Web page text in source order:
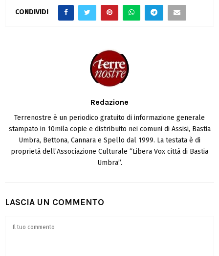
CONDIVIDI
Redazione
Terrenostre è un periodico gratuito di informazione generale
stampato in 10mila copie e distribuito nei comuni di Assisi, Bastia
Umbra, Bettona, Cannara e Spello dal 1999. La testata è di
proprietà dell’Associazione Culturale “Libera Vox città di Bastia
Umbra”.
LASCIA UN COMMENTO